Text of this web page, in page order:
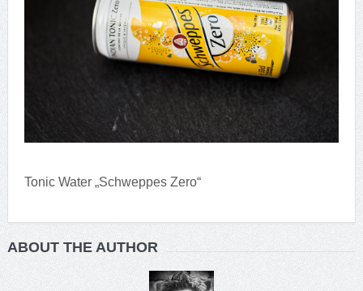
Tonic Water „Schweppes Zero“
ABOUT THE AUTHOR